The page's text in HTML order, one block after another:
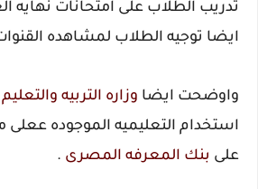
تدريب الطلاب على امتحانات نهايه
ايضا توجيه الطلاب لمشاهده
واوضحت ايضا وزاره التربيه والتعليم
استخدام التعليميه الموجوده ععلى
على بنك المعرفه المصرى .